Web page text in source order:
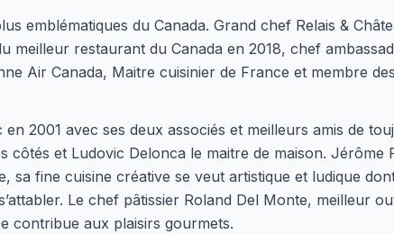
emblématiques du Canada. Grand chef Relais &
meilleur restaurant du Canada en 2018, chef
Air Canada, Maitre cuisinier de France et membre des
2001 avec ses deux associés et meilleurs amis de
côtés et Ludovic Delonca le maitre de maison. Jérôme
sa fine cuisine créative se veut artistique et ludique
Le chef pâtissier Roland Del Monte, meilleur
contribue aux plaisirs gourmets.